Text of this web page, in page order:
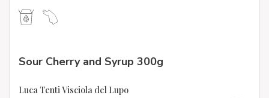
Sour Cherry and Syrup 300g
Luca Tenti Visciola del Lupo